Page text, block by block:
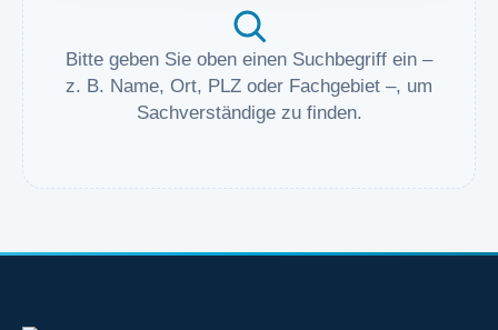
Bitte geben Sie oben einen Suchbegriff ein –
z. B. Name, Ort, PLZ oder Fachgebiet –, um
Sachverständige zu finden.